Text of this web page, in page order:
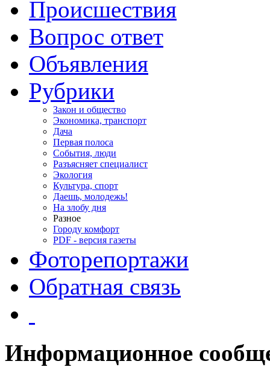
Происшествия
Вопрос ответ
Объявления
Рубрики
Закон и общество
Экономика, транспорт
Дача
Первая полоса
События, люди
Разъясняет специалист
Экология
Культура, спорт
Даешь, молодежь!
На злобу дня
Разное
Городу комфорт
PDF - версия газеты
Фоторепортажи
Обратная связь
Информационное